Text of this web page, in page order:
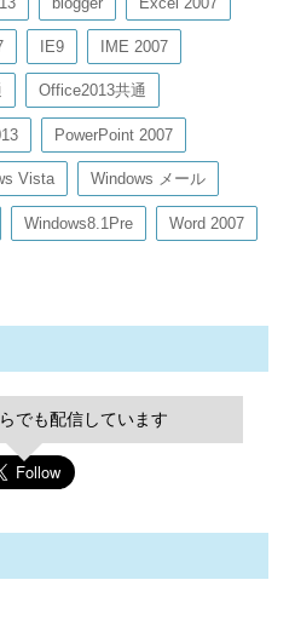
IE9 IME 2007
Office2013共通
PowerPoint 2007
Vista Windows メール
Windows8.1Pre Word 2007
でも配信しています